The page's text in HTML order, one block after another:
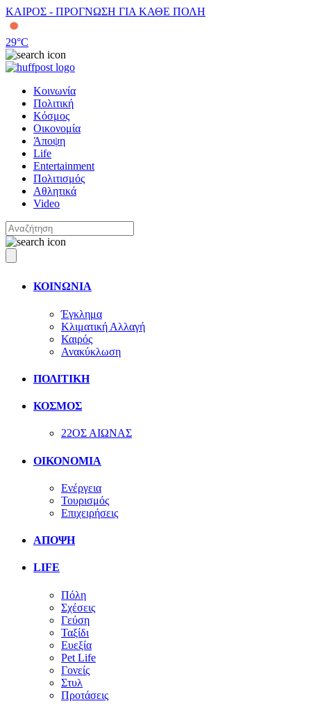
ΚΑΙΡΟΣ - ΠΡΟΓΝΩΣΗ ΓΙΑ ΚΑΘΕ ΠΟΛΗ
29°C
Κοινωνία
Πολιτική
Κόσμος
Οικονομία
Άποψη
Life
Entertainment
Πολιτισμός
Αθλητικά
Video
ΚΟΙΝΩΝΙΑ
Έγκλημα
Κλιματική Αλλαγή
Καιρός
Ανακύκλωση
ΠΟΛΙΤΙΚΗ
ΚΟΣΜΟΣ
22ΟΣ ΑΙΩΝΑΣ
ΟΙΚΟΝΟΜΙΑ
Ενέργεια
Τουρισμός
Επιχειρήσεις
ΑΠΟΨΗ
LIFE
Πόλη
Σχέσεις
Γεύση
Ταξίδι
Ευεξία
Pet Life
Γονείς
Στυλ
Προτάσεις